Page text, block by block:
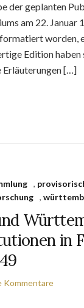
der geplanten
am 22. Januar
worden,
Edition
Erläuterungen […]
,
,
in
Kommentare